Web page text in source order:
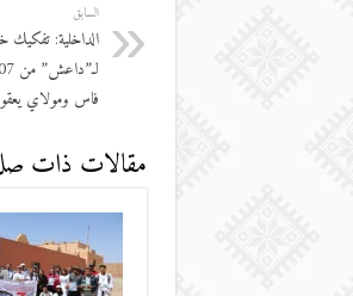
السابق
الداخلية: تفكيك
فاس ومولاي
مقالات ذات